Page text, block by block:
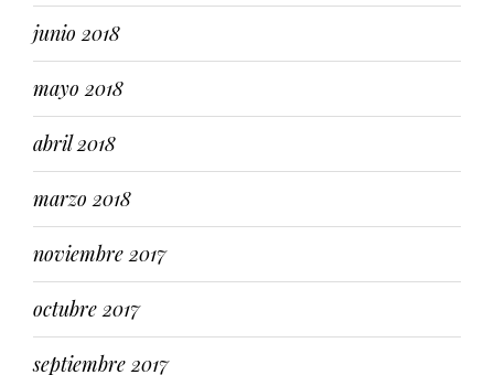
junio 2018
mayo 2018
abril 2018
marzo 2018
noviembre 2017
octubre 2017
septiembre 2017